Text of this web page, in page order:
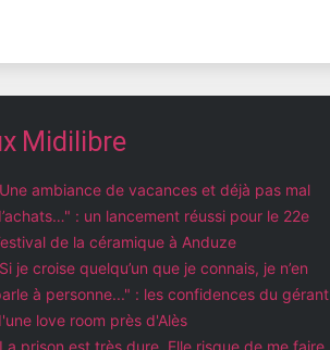
Midilibre
ambiance de vacances et déjà pas mal
: un lancement réussi pour le 22e
de la céramique à Anduze
je croise quelqu’un que je connais, je n’en
à personne..." : les confidences du gérant
love room près d'Alès
prison est très dure. Elle risque de me faire